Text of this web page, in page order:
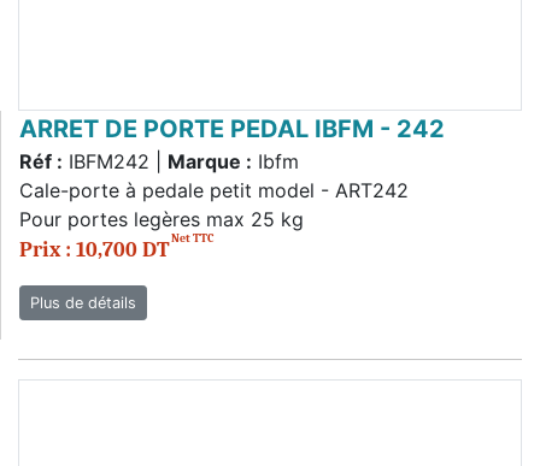
ARRET DE PORTE PEDAL IBFM - 242
Réf : IBFM242 | Marque : Ibfm
Cale-porte à pedale petit model - ART242
Pour portes legères max 25 kg
Prix : 10,700 DTNet TTC
Plus de détails